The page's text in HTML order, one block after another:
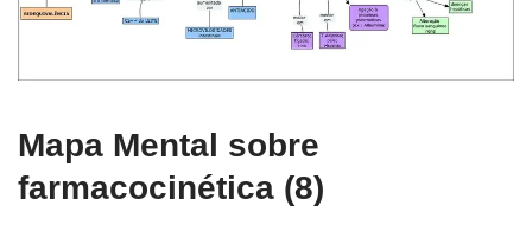
Mapa Mental sobre
farmacocinética (8)